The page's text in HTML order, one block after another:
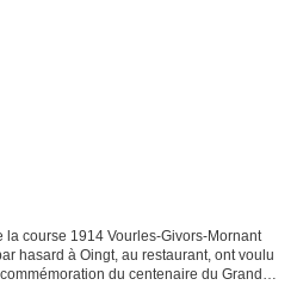
course 1914 Vourles-Givors-Mornant
hasard à Oingt, au restaurant, ont voulu
du centenaire du Grand